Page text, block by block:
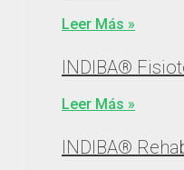
Leer Más »
INDIBA®
Leer Más »
INDIBA®